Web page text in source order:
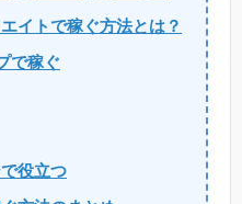
イトで稼ぐ方法とは？
で稼ぐ
役立つ